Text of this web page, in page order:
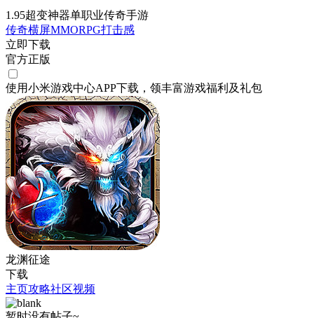
1.95超变神器单职业传奇手游
传奇横屏MMORPG打击感
立即下载
官方正版
使用小米游戏中心APP下载 ，领丰富游戏福利 及礼包
龙渊征途
下载
主页攻略社区视频